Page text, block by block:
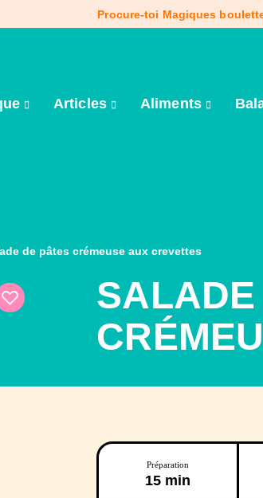
Procure-toi Magiques
Articles Aliments
de pâtes crémeuse aux crevettes
Préparation
15 min